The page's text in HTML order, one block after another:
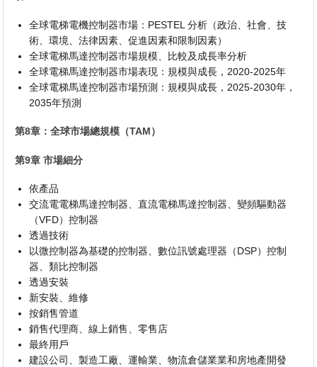
全球電梯電機控制器市場：PESTEL 分析（政治、社會、技
術、環境、法律因素、促進因素和限制因素）
全球電梯馬達控制器市場規模、比較及成長率分析
全球電梯馬達控制器市場表現：規模與成長，2020-2025年
全球電梯馬達控制器市場預測：規模與成長，2025-2030年，
2035年預測
第8章：全球市場總規模（TAM）
第9章 市場細分
依產品
交流電電梯馬達控制器、直流電梯馬達控制器、變頻驅動器
（VFD）控制器
透過技術
以微控制器為基礎的控制器、數位訊號處理器（DSP）控制
器、類比控制器
透過安裝
新安裝、維修
按銷售管道
銷售代理商、線上銷售、零售店
最終用戶
建設公司、製造工廠、運輸業、物流倉儲業業和房地產開發